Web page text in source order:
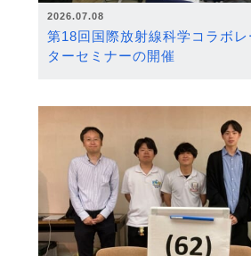
2026.07.08
第18回国際放射線科学コラボ
ターセミナーの開催